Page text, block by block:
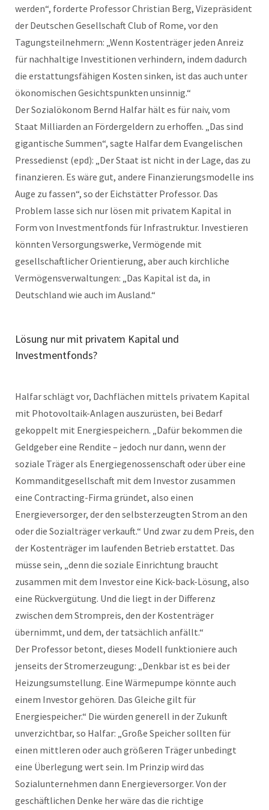
werden“, forderte Professor Christian Berg, Vizepräsident
der Deutschen Gesellschaft Club of Rome, vor den
Tagungsteilnehmern: „Wenn Kostenträger jeden Anreiz
für nachhaltige Investitionen verhindern, indem dadurch
die erstattungsfähigen Kosten sinken, ist das auch unter
ökonomischen Gesichtspunkten unsinnig.“
Der Sozialökonom Bernd Halfar hält es für naiv, vom
Staat Milliarden an Fördergeldern zu erhoffen. „Das sind
gigantische Summen“, sagte Halfar dem Evangelischen
Pressedienst (epd): „Der Staat ist nicht in der Lage, das zu
finanzieren. Es wäre gut, andere Finanzierungsmodelle ins
Auge zu fassen“, so der Eichstätter Professor. Das
Problem lasse sich nur lösen mit privatem Kapital in
Form von Investmentfonds für Infrastruktur. Investieren
könnten Versorgungswerke, Vermögende mit
gesellschaftlicher Orientierung, aber auch kirchliche
Vermögensverwaltungen: „Das Kapital ist da, in
Deutschland wie auch im Ausland.“
Lösung nur mit privatem Kapital und
Investmentfonds?
Halfar schlägt vor, Dachflächen mittels privatem Kapital
mit Photovoltaik-Anlagen auszurüsten, bei Bedarf
gekoppelt mit Energiespeichern. „Dafür bekommen die
Geldgeber eine Rendite – jedoch nur dann, wenn der
soziale Träger als Energiegenossenschaft oder über eine
Kommanditgesellschaft mit dem Investor zusammen
eine Contracting-Firma gründet, also einen
Energieversorger, der den selbsterzeugten Strom an den
oder die Sozialträger verkauft.“ Und zwar zu dem Preis, den
der Kostenträger im laufenden Betrieb erstattet. Das
müsse sein, „denn die soziale Einrichtung braucht
zusammen mit dem Investor eine Kick-back-Lösung, also
eine Rückvergütung. Und die liegt in der Differenz
zwischen dem Strompreis, den der Kostenträger
übernimmt, und dem, der tatsächlich anfällt.“
Der Professor betont, dieses Modell funktioniere auch
jenseits der Stromerzeugung: „Denkbar ist es bei der
Heizungsumstellung. Eine Wärmepumpe könnte auch
einem Investor gehören. Das Gleiche gilt für
Energiespeicher.“ Die würden generell in der Zukunft
unverzichtbar, so Halfar: „Große Speicher sollten für
einen mittleren oder auch größeren Träger unbedingt
eine Überlegung wert sein. Im Prinzip wird das
Sozialunternehmen dann Energieversorger. Von der
geschäftlichen Denke her wäre das die richtige